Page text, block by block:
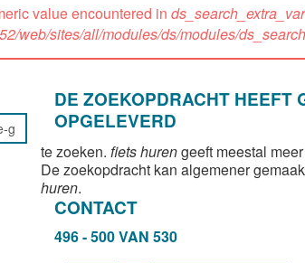
value encountered in
web/sites/all/modules/ds/modules/
DE ZOEKOPDRACHT HEEFT
OPGELEVERD
te zoeken. fiets hurengeeft meestal
De zoekopdracht kan algemener
huren.
CONTACT
496 - 500 VAN 530